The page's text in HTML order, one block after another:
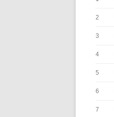
2
3
4
5
6
7